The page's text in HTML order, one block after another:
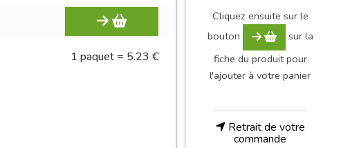
1 paquet = 5.23 €
Cliquez ensuite sur le
bouton
sur la
fiche du produit pour
l'ajouter à votre panier
Retrait de votre
commande